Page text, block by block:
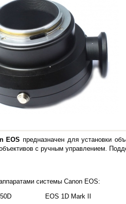
EOS предназначен для установки
с ручным управлением.
системы Canon EOS:
EOS 1D Mark II